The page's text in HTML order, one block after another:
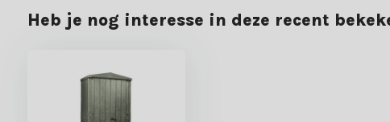
Heb je nog interesse in deze recent